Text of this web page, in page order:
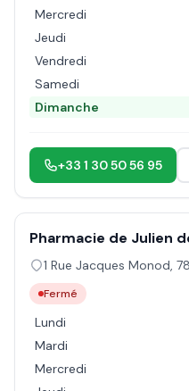
Mercredi
Jeudi
Vendredi
Samedi
Dimanche
+33 1 30 50 56 95
Pharmacie de Julien
1 Rue Jacques Monod,
Fermé
Lundi
Mardi
Mercredi